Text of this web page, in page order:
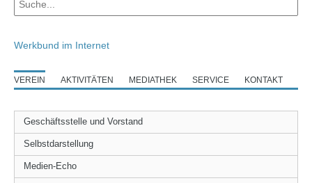
Werkbund im Internet
VEREIN AKTIVITÄTEN MEDIATHEK SERVICE KONTAKT
Geschäftsstelle und Vorstand
Selbstdarstellung
Medien-Echo